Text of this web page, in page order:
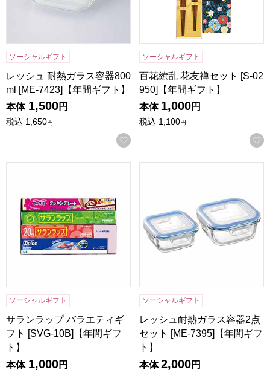
ソーシャルギフト
レッシュ 耐熱ガラス容器800
ml [ME-7423]【年間ギフト】
本体 1,500円
税込 1,650円
お気に入りに登録する
ソーシャルギフト
百花繚乱 花友禅セット [S-02
950]【年間ギフト】
本体 1,000円
税込 1,100円
ソーシャルギフト
サランラップ バラエティギ
フト [SVG-10B]【年間ギフ
ト】
本体 1,000円
ソーシャルギフト
レッシュ耐熱ガラス容器2点
セット [ME-7395]【年間ギフ
ト】
本体 2,000円